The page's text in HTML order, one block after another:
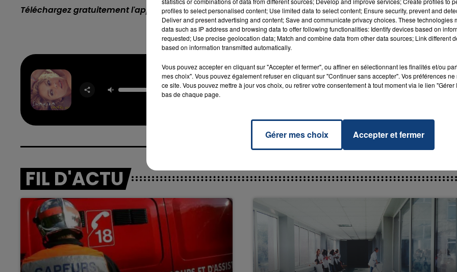
Téléchargez gratuitement l'application Contact FM sur
et
Addicted To
You
SHAKIRA
RADIO CONTACT
FIL D'ACTU
La Team de l'été
profiles to select personalised content; Use limited data to select content; Ensure security, prevent and
Deliver and present advertising and content; Save and communicate privacy choices. These technologies
data such as IP address and browsing data to offer following functionalities: Identify devices based on
requested; Use precise geolocation data; Match and combine data from other data sources; Link different
based on information transmitted automatically.
Vous pouvez accepter en cliquant sur "Accepter et fermer", ou affiner en sélectionnant les finalités et/ou
mes choix". Vous pouvez également refuser en cliquant sur "Continuer sans accepter". Vos préférences
ce site. Vous pouvez mettre à jour vos choix, ou retirer votre consentement à tout moment via le lien
bas de chaque page.
Gérer mes choix Accepter et fermer